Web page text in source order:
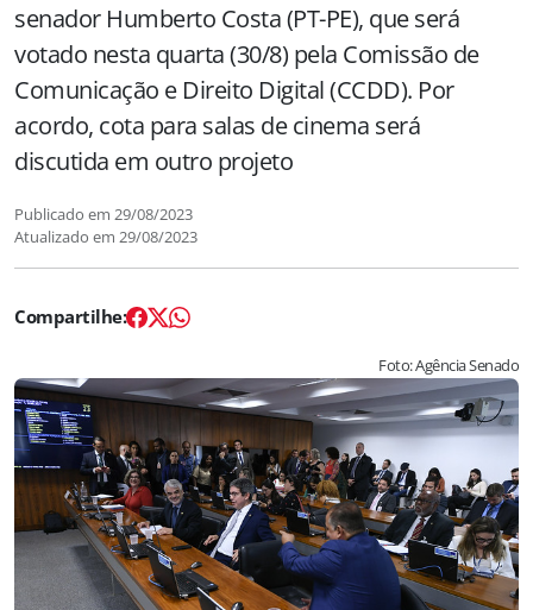
senador Humberto Costa (PT-PE), que será
votado nesta quarta (30/8) pela Comissão de
Comunicação e Direito Digital (CCDD). Por
acordo, cota para salas de cinema será
discutida em outro projeto
Publicado em 29/08/2023
Atualizado em 29/08/2023
Foto: Agência Senado